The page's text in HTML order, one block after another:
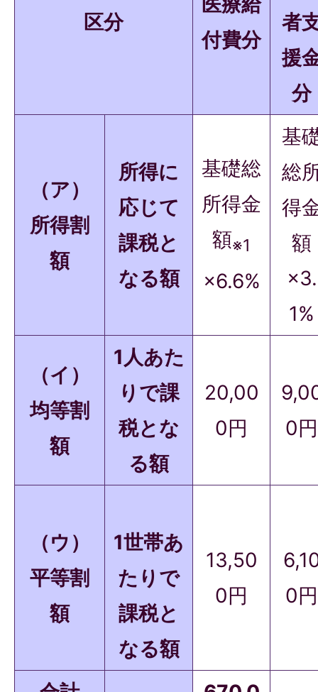
区分
付費分
者
援
分
（ア）
所得割
額
所得に
応じて
課税と
なる額
基礎総
所得金
額※1
×6.6%
基
総
得
額
×3.
1%
（イ）
均等割
額
1人あた
りで課
税とな
る額
20,00
0円
0円
（ウ）
平等割
額
1世帯あ
たりで
課税と
なる額
13,50
0円
0円